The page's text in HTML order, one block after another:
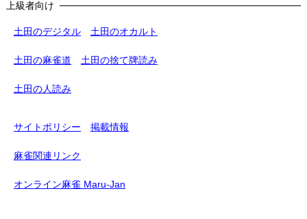
上級者向け
土田のデジタル 土田のオカルト
土田の麻雀道 土田の捨て牌読み
土田の人読み
サイトポリシー 掲載情報
麻雀関連リンク
オンライン麻雀 Maru-Jan